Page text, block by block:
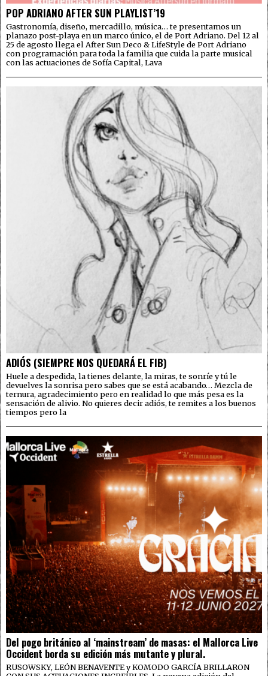
POP ADRIANO AFTER SUN PLAYLIST’19
Gastronomía, diseño, mercadillo, música… te presentamos un
planazo post-playa en un marco único, el de Port Adriano. Del 12 al
25 de agosto llega el After Sun Deco & LifeStyle de Port Adriano
con programación para toda la familia que cuida la parte musical
con las actuaciones de Sofía Capital, Lava
ADIÓS (SIEMPRE NOS QUEDARÁ EL FIB)
Huele a despedida, la tienes delante, la miras, te sonríe y tú le
devuelves la sonrisa pero sabes que se está acabando… Mezcla de
ternura, agradecimiento pero en realidad lo que más pesa es la
sensación de alivio. No quieres decir adiós, te remites a los buenos
tiempos pero la
Del pogo británico al ‘mainstream’ de masas: el Mallorca Live
Occident borda su edición más mutante y plural.
RUSOWSKY, LEÓN BENAVENTE y KOMODO GARCÍA BRILLARON